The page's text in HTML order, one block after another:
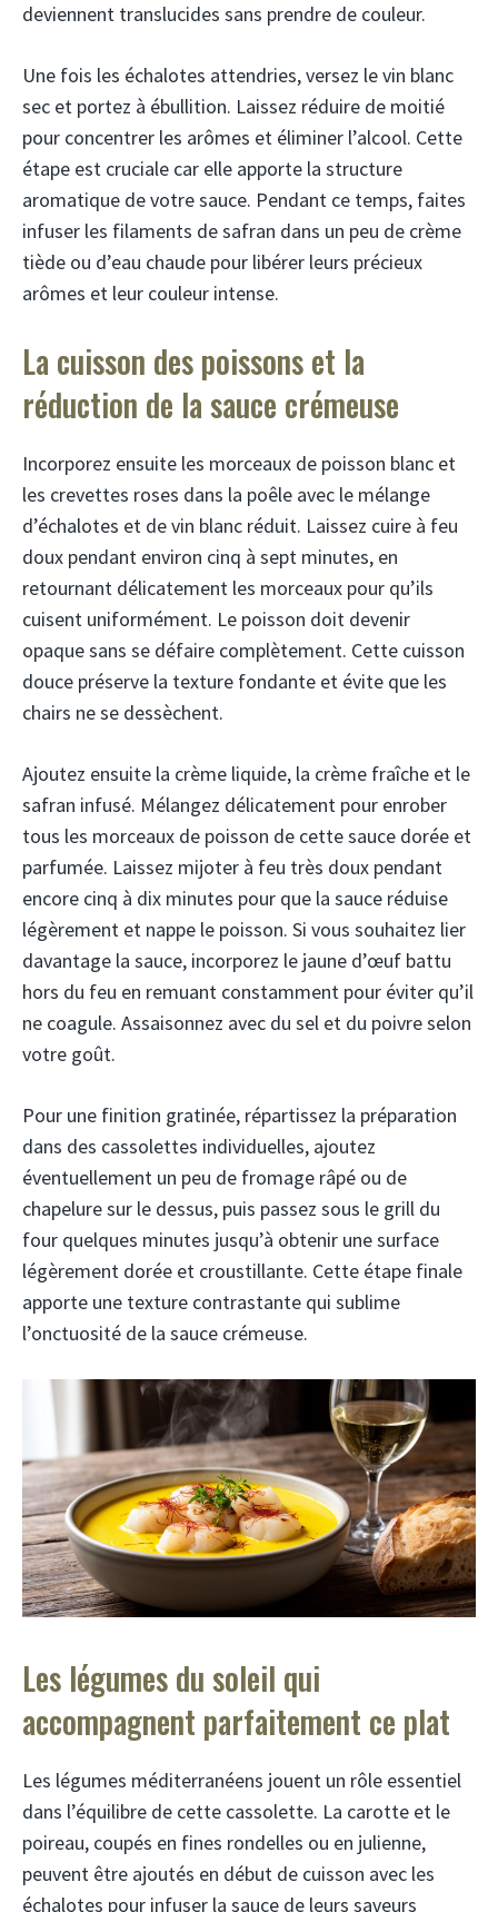
deviennent translucides sans prendre de couleur.
Une fois les échalotes attendries, versez le vin blanc
sec et portez à ébullition. Laissez réduire de moitié
pour concentrer les arômes et éliminer l’alcool. Cette
étape est cruciale car elle apporte la structure
aromatique de votre sauce. Pendant ce temps, faites
infuser les filaments de safran dans un peu de crème
tiède ou d’eau chaude pour libérer leurs précieux
arômes et leur couleur intense.
La cuisson des poissons et la
réduction de la sauce crémeuse
Incorporez ensuite les morceaux de poisson blanc et
les crevettes roses dans la poêle avec le mélange
d’échalotes et de vin blanc réduit. Laissez cuire à feu
doux pendant environ cinq à sept minutes, en
retournant délicatement les morceaux pour qu’ils
cuisent uniformément. Le poisson doit devenir
opaque sans se défaire complètement. Cette cuisson
douce préserve la texture fondante et évite que les
chairs ne se dessèchent.
Ajoutez ensuite la crème liquide, la crème fraîche et le
safran infusé. Mélangez délicatement pour enrober
tous les morceaux de poisson de cette sauce dorée et
parfumée. Laissez mijoter à feu très doux pendant
encore cinq à dix minutes pour que la sauce réduise
légèrement et nappe le poisson. Si vous souhaitez lier
davantage la sauce, incorporez le jaune d’œuf battu
hors du feu en remuant constamment pour éviter qu’il
ne coagule. Assaisonnez avec du sel et du poivre selon
votre goût.
Pour une finition gratinée, répartissez la préparation
dans des cassolettes individuelles, ajoutez
éventuellement un peu de fromage râpé ou de
chapelure sur le dessus, puis passez sous le grill du
four quelques minutes jusqu’à obtenir une surface
légèrement dorée et croustillante. Cette étape finale
apporte une texture contrastante qui sublime
l’onctuosité de la sauce crémeuse.
Les légumes du soleil qui
accompagnent parfaitement ce plat
Les légumes méditerranéens jouent un rôle essentiel
dans l’équilibre de cette cassolette. La carotte et le
poireau, coupés en fines rondelles ou en julienne,
peuvent être ajoutés en début de cuisson avec les
échalotes pour infuser la sauce de leurs saveurs